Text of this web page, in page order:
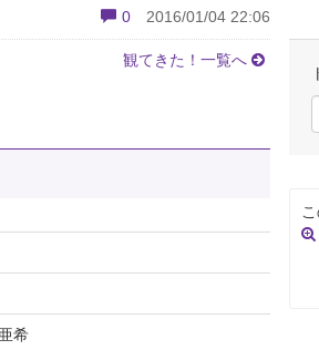
0 2016/01/04 22:06
観てきた！一覧へ
希